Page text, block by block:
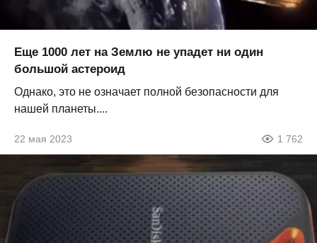
Еще 1000 лет на Землю не упадет ни один
большой астероид
Однако, это не означает полной безопасности для
нашей планеты....
22 мая 2023 1 762